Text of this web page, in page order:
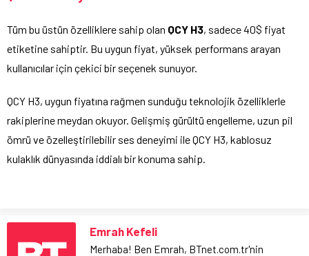
Tüm bu üstün özelliklere sahip olan QCY H3, sadece 40$ fiyat
etiketine sahiptir. Bu uygun fiyat, yüksek performans arayan
kullanıcılar için çekici bir seçenek sunuyor.
QCY H3, uygun fiyatına rağmen sunduğu teknolojik özelliklerle
rakiplerine meydan okuyor. Gelişmiş gürültü engelleme, uzun pil
ömrü ve özelleştirilebilir ses deneyimi ile QCY H3, kablosuz
kulaklık dünyasında iddialı bir konuma sahip.
Emrah Kefeli
Merhaba! Ben Emrah, BTnet.com.tr'nin